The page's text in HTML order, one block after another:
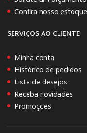
Confira nosso estoque
SERVIÇOS AO CLIENTE
Minha conta
Histórico de pedidos
Lista de desejos
Receba novidades
Promoções